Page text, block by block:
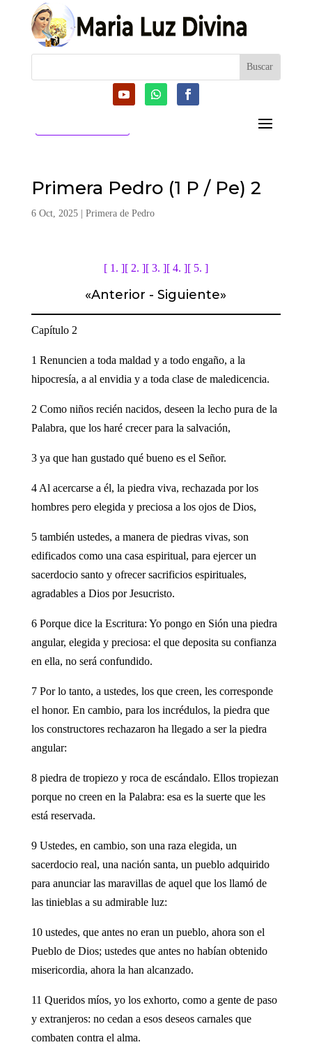
Primera Pedro (1 P / Pe) 2
6 Oct, 2025| Primera de Pedro
[ 1. ][ 2. ][ 3. ][ 4. ][ 5. ]
«Anterior -Siguiente»
Capítulo 2
1 Renuncien a toda maldad y a todo engaño, a la
hipocresía, a al envidia y a toda clase de maledicencia.
2 Como niños recién nacidos, deseen la lecho pura de la
Palabra, que los haré crecer para la salvación,
3 ya que han gustado qué bueno es el Señor.
4 Al acercarse a él, la piedra viva, rechazada por los
hombres pero elegida y preciosa a los ojos de Dios,
5 también ustedes, a manera de piedras vivas, son
edificados como una casa espiritual, para ejercer un
sacerdocio santo y ofrecer sacrificios espirituales,
agradables a Dios por Jesucristo.
6 Porque dice la Escritura: Yo pongo en Sión una piedra
angular, elegida y preciosa: el que deposita su confianza
en ella, no será confundido.
7 Por lo tanto, a ustedes, los que creen, les corresponde
el honor. En cambio, para los incrédulos, la piedra que
los constructores rechazaron ha llegado a ser la piedra
angular:
8 piedra de tropiezo y roca de escándalo. Ellos tropiezan
porque no creen en la Palabra: esa es la suerte que les
está reservada.
9 Ustedes, en cambio, son una raza elegida, un
sacerdocio real, una nación santa, un pueblo adquirido
para anunciar las maravillas de aquel que los llamó de
las tinieblas a su admirable luz:
10 ustedes, que antes no eran un pueblo, ahora son el
Pueblo de Dios; ustedes que antes no habían obtenido
misericordia, ahora la han alcanzado.
11 Queridos míos, yo los exhorto, como a gente de paso
y extranjeros: no cedan a esos deseos carnales que
combaten contra el alma.